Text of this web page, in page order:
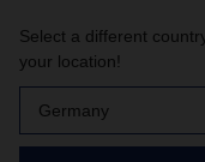
Select a different
your location!
Germany